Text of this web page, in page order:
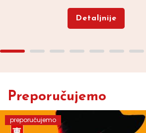
Detaljnije
Preporučujemo
preporučujemo